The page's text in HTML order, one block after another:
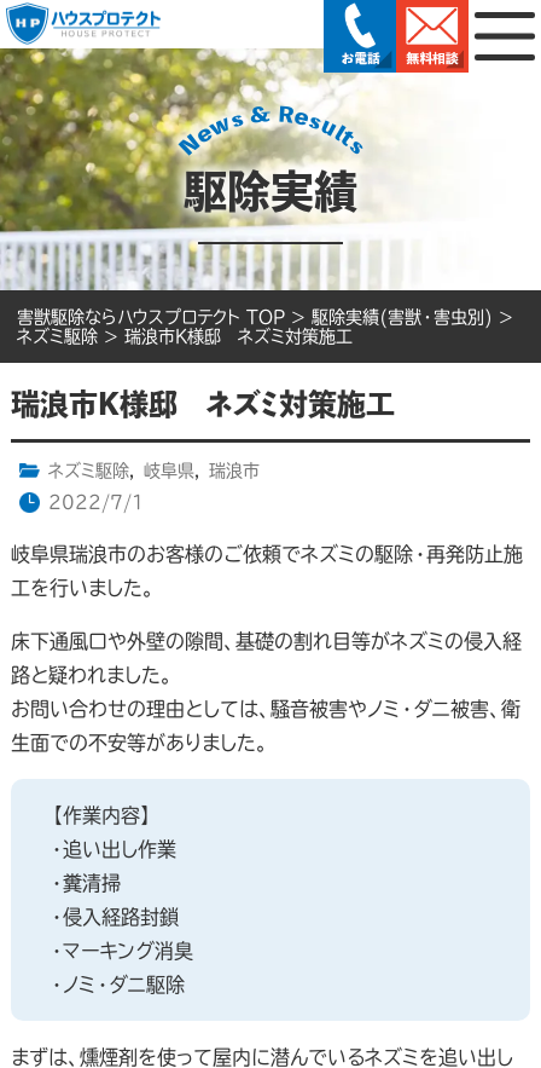
駆除実績
害獣駆除ならハウスプロテクト TOP > 駆除実績(害獣・害虫別) >
ネズミ駆除 > 瑞浪市K様邸 ネズミ対策施工
瑞浪市K様邸 ネズミ対策施工
ネズミ駆除, 岐阜県,
瑞浪市
2022/7/1
岐阜県瑞浪市のお客様のご依頼でネズミの駆除・再発防止施
工を行いました。
床下通風口や外壁の隙間、基礎の割れ目等がネズミの侵入経
路と疑われました。
お問い合わせの理由としては、騒音被害やノミ・ダニ被害、衛
生面での不安等がありました。
【作業内容】
・追い出し作業
・糞清掃
・侵入経路封鎖
・マーキング消臭
・ノミ・ダニ駆除
まずは、燻煙剤を使って屋内に潜んでいるネズミを追い出し